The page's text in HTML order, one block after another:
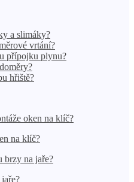
a slimáky?
vrtání?
přípojku plynu?
hřiště?
na klíč?